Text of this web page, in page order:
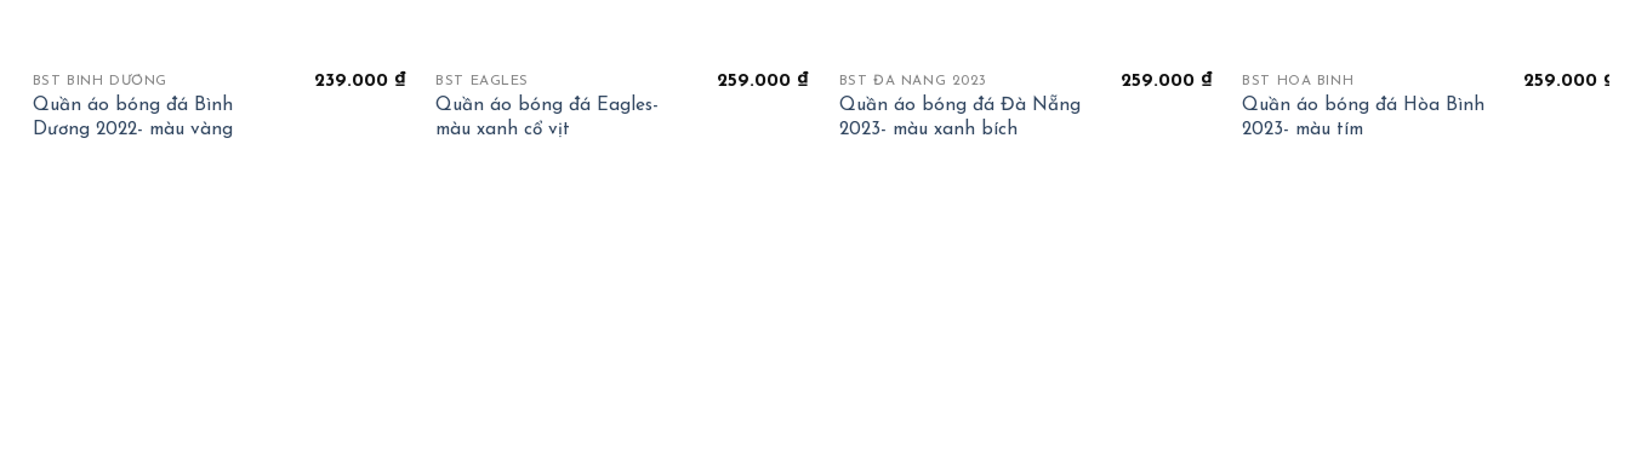
BST BÌNH DƯƠNG
Quần áo bóng đá Bình
Dương 2022- màu vàng
239.000 ₫ BST EAGLES
Quần áo bóng đá Eagles-
màu xanh cổ vịt
259.000 ₫ BST ĐÀ NẴNG 2023
Quần áo bóng đá Đà Nẵng
2023- màu xanh bích
259.000 ₫ BST HOÀ BÌNH
Quần áo bóng đá Hòa Bình
2023- màu tím
259.000 ₫